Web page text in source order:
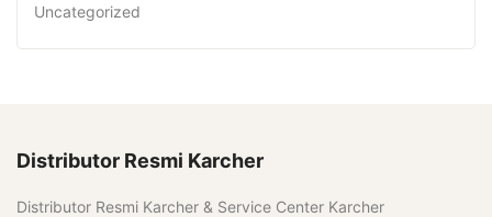
Uncategorized
Distributor Resmi Karcher
Distributor Resmi Karcher & Service Center Karcher